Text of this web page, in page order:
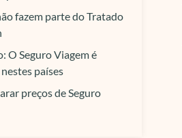
fazem parte do Tratado
O Seguro Viagem é
países
preços de Seguro